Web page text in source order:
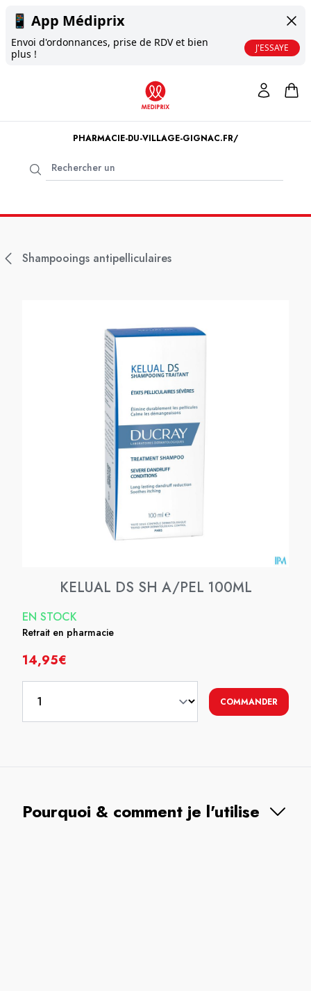
📱 App Médiprix
Envoi d'ordonnances, prise de RDV et bien
plus !
J'ESSAYE
PHARMACIE-DU-VILLAGE-GIGNAC.FR/
Shampooings antipelliculaires
KELUAL DS SH A/PEL 100ML
EN STOCK
Retrait en pharmacie
14,95€
COMMANDER
Pourquoi & comment je l'utilise